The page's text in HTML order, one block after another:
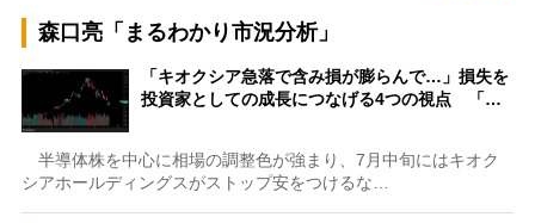
森口亮「まるわかり市況分析」
「キオクシア急落で含み損が膨らんで…」損失を
投資家としての成長につなげる4つの視点 「…
半導体株を中心に相場の調整色が強まり、7月中旬にはキオク
シアホールディングスがストップ安をつけるな…